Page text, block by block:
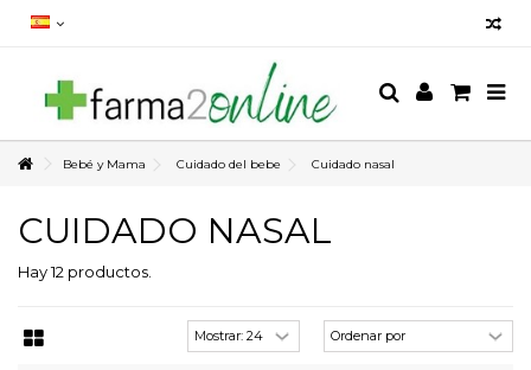
Bebé y Mama Cuidado del bebe Cuidado nasal
CUIDADO NASAL
Hay 12 productos.